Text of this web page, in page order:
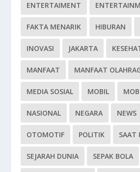
ENTERTAIMENT
FAKTA MENARIK HIBURAN
INOVASI JAKARTA
MANFAAT MANFAAT
MEDIA SOSIAL MOBIL
NASIONAL NEGARA NEWS
OTOMOTIF POLITIK SAAT
SEJARAH DUNIA SEPAK BOLA